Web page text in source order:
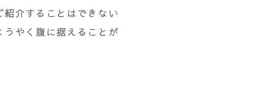
介することはできない
やく腹に据えることが